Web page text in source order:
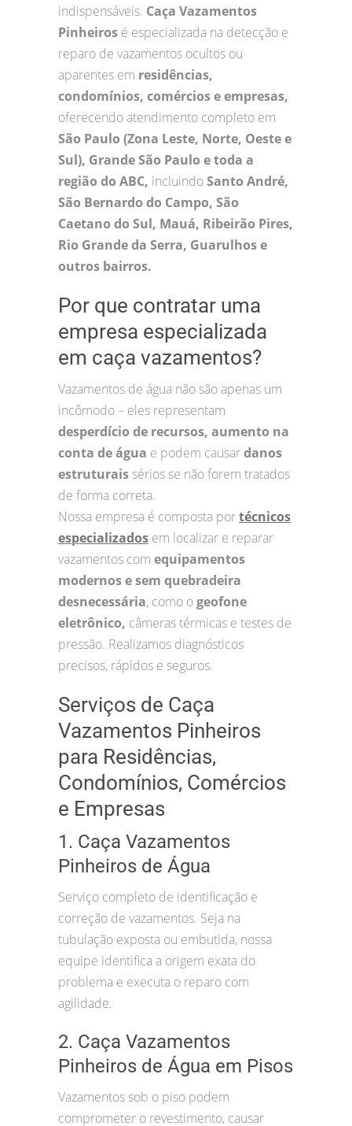
indispensáveis. Caça Vazamentos
Pinheiros é especializada na detecção e
reparo de vazamentos ocultos ou
aparentes em residências,
condomínios, comércios e empresas,
oferecendo atendimento completo em
São Paulo (Zona Leste, Norte, Oeste e
Sul), Grande São Paulo e toda a
região do ABC, incluindoSanto André,
São Bernardo do Campo, São
Caetano do Sul, Mauá, Ribeirão Pires,
Rio Grande da Serra, Guarulhos e
outros bairros.
Por que contratar uma
empresa especializada
em caça vazamentos?
Vazamentos de água não são apenas um
incômodo – eles representam
desperdício de recursos, aumento na
conta de água e podem causardanos
estruturais sérios se não forem tratados
de forma correta.
Nossa empresa é composta portécnicos
especializados em localizar e reparar
vazamentos com equipamentos
modernos e sem quebradeira
desnecessária, como ogeofone
eletrônico, câmeras térmicas e testes de
pressão. Realizamos diagnósticos
precisos, rápidos e seguros.
Serviços de Caça
Vazamentos Pinheiros
para Residências,
Condomínios, Comércios
e Empresas
1. Caça Vazamentos
Pinheiros de Água
Serviço completo de identificação e
correção de vazamentos. Seja na
tubulação exposta ou embutida, nossa
equipe identifica a origem exata do
problema e executa o reparo com
agilidade.
2. Caça Vazamentos
Pinheiros de Água em Pisos
Vazamentos sob o piso podem
comprometer o revestimento, causar